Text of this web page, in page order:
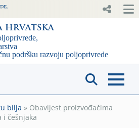
bilja » Obavijest proizvođačima
i češnjaka